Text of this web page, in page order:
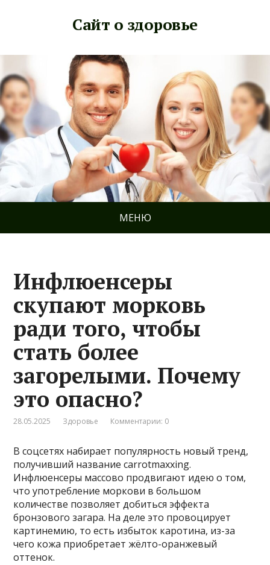
Сайт о здоровье
МЕНЮ
Инфлюенсеры
скупают морковь
ради того, чтобы
стать более
загорелыми. Почему
это опасно?
28.05.2025 Здоровье Комментарии: 0
В соцсетях набирает популярность новый тренд,
получивший название carrotmaxxing.
Инфлюенсеры массово продвигают идею о том,
что употребление моркови в большом
количестве позволяет добиться эффекта
бронзового загара. На деле это провоцирует
картинемию, то есть избыток каротина, из-за
чего кожа приобретает жёлто-оранжевый
оттенок.